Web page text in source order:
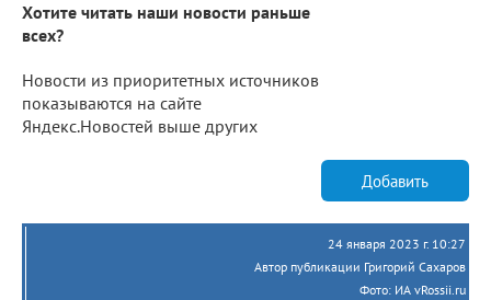
Хотите читать наши новости раньше
всех?
Новости из приоритетных источников
показываются на сайте
Яндекс.Новостей выше других
Добавить
24 января 2023 г. 10:27
Автор публикации Григорий Сахаров
Фото: ИА vRossii.ru